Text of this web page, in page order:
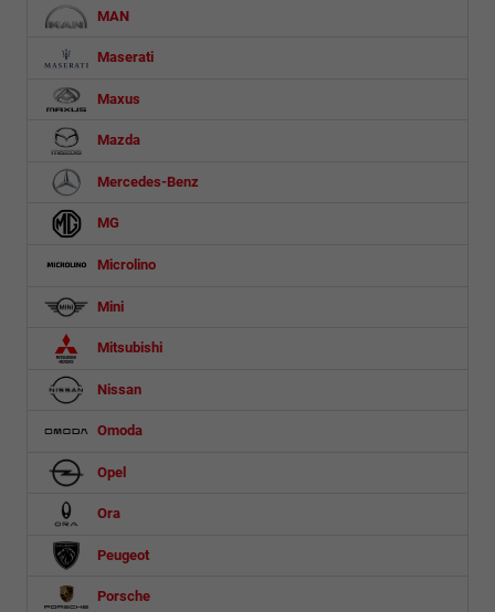
MAN
Maserati
Maxus
Mazda
Mercedes-Benz
MG
Microlino
Mini
Mitsubishi
Nissan
Omoda
Opel
Ora
Peugeot
Porsche